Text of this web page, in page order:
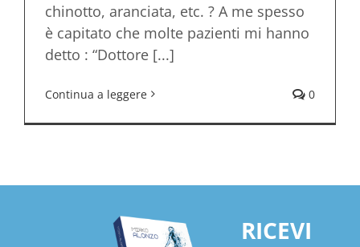
chinotto, aranciata, etc. ? A me spesso
è capitato che molte pazienti mi hanno
detto : “Dottore [...]
Continua a leggere 0
RICEVI